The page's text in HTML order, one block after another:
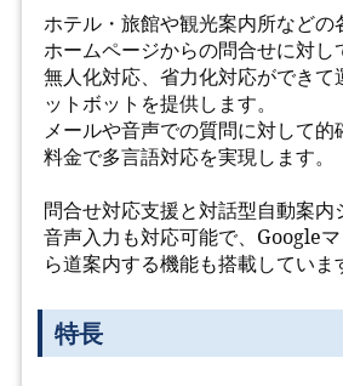
ホテル・旅館や観光案内所などの
ホームページからの問合せに対し
無人化対応、省力化対応ができて
ットボットを提供します。
メールや音声での質問に対して的
料金で多言語対応を実現します。
問合せ対応支援と対話型自動案内
音声入力も対応可能で、Google
ら道案内する機能も搭載していま
特長